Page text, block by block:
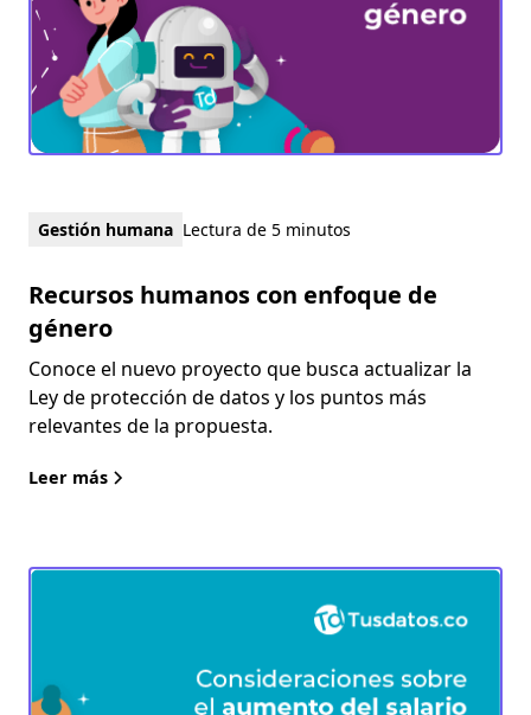
Gestión humana Lectura de 5 minutos
Recursos humanos con enfoque de
género
Conoce el nuevo proyecto que busca actualizar la
Ley de protección de datos y los puntos más
relevantes de la propuesta.
Leer más